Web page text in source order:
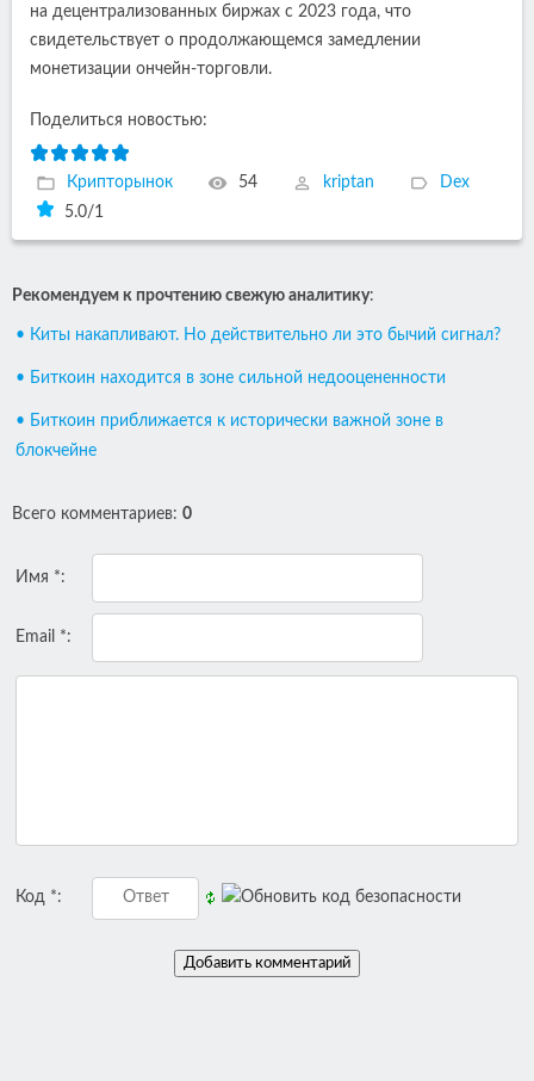
на децентрализованных биржах с 2023 года, что
свидетельствует о продолжающемся замедлении
монетизации ончейн-торговли.
Поделиться новостью:
Крипторынок 54 kriptan
Dex
5.0/1
Рекомендуем к прочтению свежую аналитику:
• Киты накапливают. Но действительно ли это бычий сигнал?
• Биткоин находится в зоне сильной недооцененности
• Биткоин приближается к исторически важной зоне в
блокчейне
Всего комментариев: 0
Имя *:
Email *:
Код *: